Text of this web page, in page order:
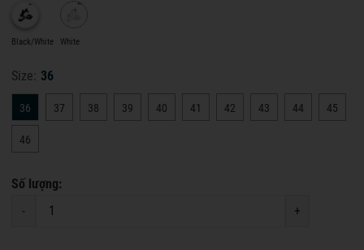
Black/White White
Size: 36
36 37 38 39 40 41 42 43 44 45
46
Số lượng:
-
+